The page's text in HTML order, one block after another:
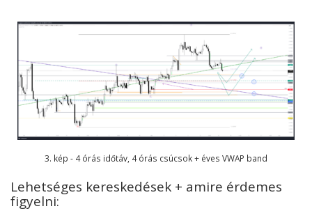
3. kép - 4 órás időtáv, 4 órás csúcsok + éves VWAP band
Lehetséges kereskedések + amire érdemes
figyelni: